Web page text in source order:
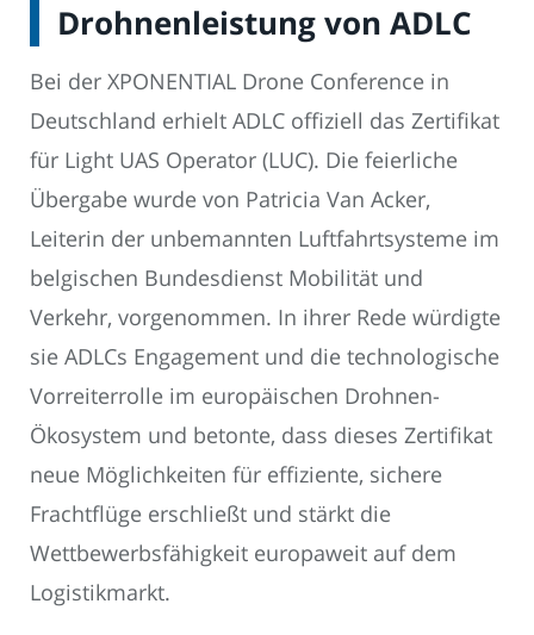
Drohnenleistung von ADLC
Bei der XPONENTIAL Drone Conference in
Deutschland erhielt ADLC offiziell das Zertifikat
für Light UAS Operator (LUC). Die feierliche
Übergabe wurde von Patricia Van Acker,
Leiterin der unbemannten Luftfahrtsysteme im
belgischen Bundesdienst Mobilität und
Verkehr, vorgenommen. In ihrer Rede würdigte
sie ADLCs Engagement und die technologische
Vorreiterrolle im europäischen Drohnen-
Ökosystem und betonte, dass dieses Zertifikat
neue Möglichkeiten für effiziente, sichere
Frachtflüge erschließt und stärkt die
Wettbewerbsfähigkeit europaweit auf dem
Logistikmarkt.